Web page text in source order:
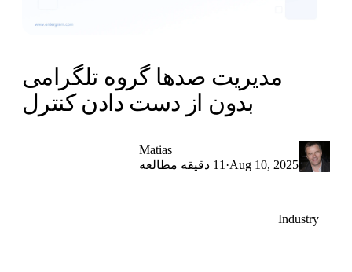
مدیریت صدها گروه تلگرامی
بدون از دست دادن کنترل
Matias
Aug 10, 2025
·11 دقیقه مطالعه
Industry